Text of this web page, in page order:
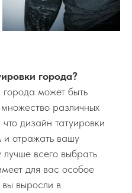
города?
может быть
различных
дизайн татуировки
и отражать вашу
лучше всего выбрать
для вас особое
выросли в